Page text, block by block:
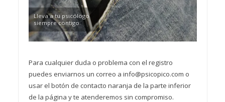
Lleva a tu psicólogo
siempre contigo.
Para cualquier duda o problema con el registro
puedes enviarnos un correo a info@psicopico.com o
usar el botón de contacto naranja de la parte inferior
de la página y te atenderemos sin compromiso.